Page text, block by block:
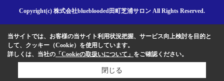
Copyright(c) 株式会社blueblooded田町芝浦サロン All Rights Reserved.
当サイトでは、お客様の当サイト利用状況把握、サービス向上検討を目的と
して、クッキー（Cookie）を使用しています。
詳しくは、当社の 「Cookieの取扱いについて」 をご確認ください。
閉じる